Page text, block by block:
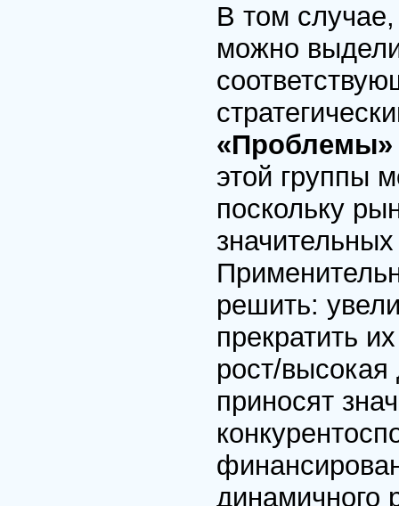
В том
можно
этой группы
поскольку
решить:
прекратить
рост/
приносят
динамичного